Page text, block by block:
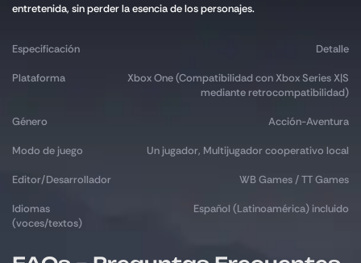
entretenida, sin perder la esencia de los personajes.
Especificación Detalle
Plataforma
Xbox One (Compatibilidad con Xbox Series X|S
mediante retrocompatibilidad)
Género Acción-Aventura
Modo de juego Un jugador, Multijugador cooperativo local
Editor/Desarrollador WB Games / TT Games
Idiomas
(voces/textos)
Español (Latinoamérica) incluido